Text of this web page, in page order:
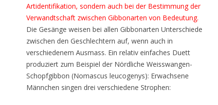
Artidentifikation, sondern auch bei der Bestimmung der
Verwandtschaft zwischen Gibbonarten von Bedeutung.
Die Gesänge weisen bei allen Gibbonarten Unterschiede
zwischen den Geschlechtern auf, wenn auch in
verschiedenem Ausmass. Ein relativ einfaches Duett
produziert zum Beispiel der Nördliche Weisswangen-
Schopfgibbon (Nomascus leucogenys): Erwachsene
Männchen singen drei verschiedene Strophen: